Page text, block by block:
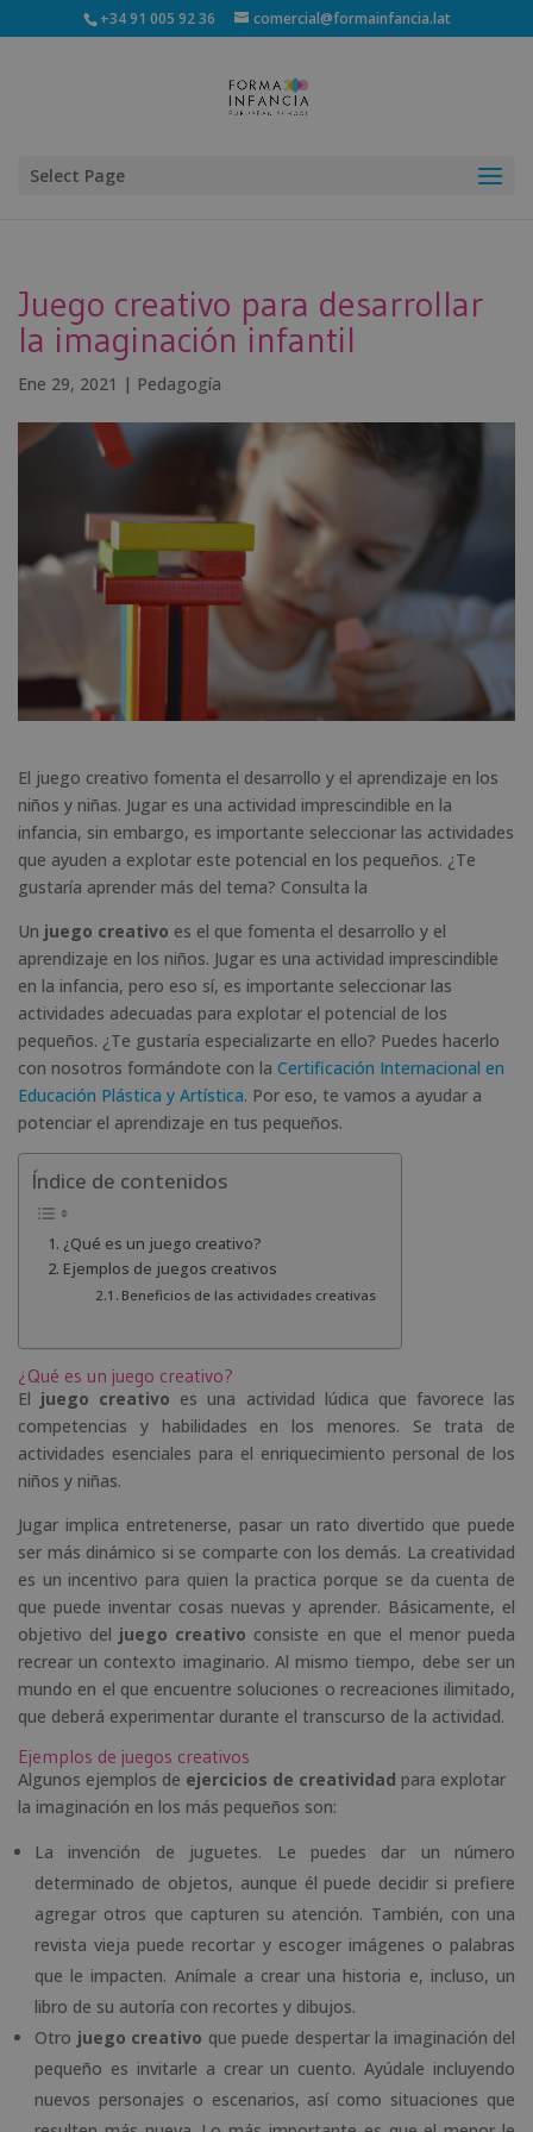
+34 91 005 92 36 comercial@formainfancia.lat
Select Page
Juego creativo para desarrollar
la imaginación infantil
Ene 29, 2021 | Pedagogía
El juego creativo fomenta el desarrollo y el aprendizaje en los
niños y niñas. Jugar es una actividad imprescindible en la
infancia, sin embargo, es importante seleccionar las actividades
que ayuden a explotar este potencial en los pequeños. ¿Te
gustaría aprender más del tema? Consulta la
Un juego creativo es el que fomenta el desarrollo y el
aprendizaje en los niños. Jugar es una actividad imprescindible
en la infancia, pero eso sí, es importante seleccionar las
actividades adecuadas para explotar el potencial de los
pequeños. ¿Te gustaría especializarte en ello? Puedes hacerlo
con nosotros formándote con la Certificación Internacional en
Educación Plástica y Artística. Por eso, te vamos a ayudar a
potenciar el aprendizaje en tus pequeños.
Índice de contenidos
¿Qué es un juego creativo?
Ejemplos de juegos creativos
Beneficios de las actividades creativas
¿Qué es un juego creativo?
El juego creativo es una actividad lúdica que favorece las
competencias y habilidades en los menores. Se trata de
actividades esenciales para el enriquecimiento personal de los
niños y niñas.
Jugar implica entretenerse, pasar un rato divertido que puede
ser más dinámico si se comparte con los demás. La creatividad
es un incentivo para quien la practica porque se da cuenta de
que puede inventar cosas nuevas y aprender. Básicamente, el
objetivo del juego creativo consiste en que el menor pueda
recrear un contexto imaginario. Al mismo tiempo, debe ser un
mundo en el que encuentre soluciones o recreaciones ilimitado,
que deberá experimentar durante el transcurso de la actividad.
Ejemplos de juegos creativos
Algunos ejemplos de ejercicios de creatividad para explotar
la imaginación en los más pequeños son:
La invención de juguetes. Le puedes dar un número
determinado de objetos, aunque él puede decidir si prefiere
agregar otros que capturen su atención. También, con una
revista vieja puede recortar y escoger imágenes o palabras
que le impacten. Anímale a crear una historia e, incluso, un
libro de su autoría con recortes y dibujos.
Otro juego creativo que puede despertar la imaginación del
pequeño es invitarle a crear un cuento. Ayúdale incluyendo
nuevos personajes o escenarios, así como situaciones que